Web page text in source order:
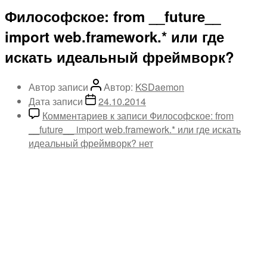
Философское: from __future__
import web.framework.* или где
искать идеальный фреймворк?
Автор записи Автор: KSDaemon
Дата записи
24.10.2014
Комментариев к записи Философское: from
__future__ import web.framework.* или где искать
идеальный фреймворк? нет